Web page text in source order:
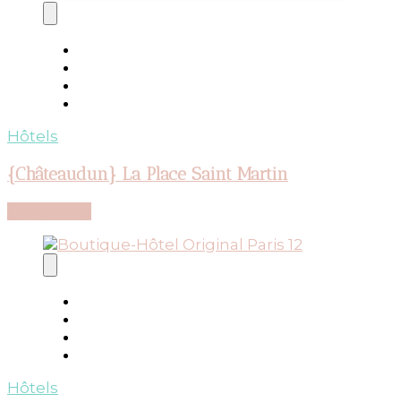
Hôtels
{Châteaudun} La Place Saint Martin
Hôtels